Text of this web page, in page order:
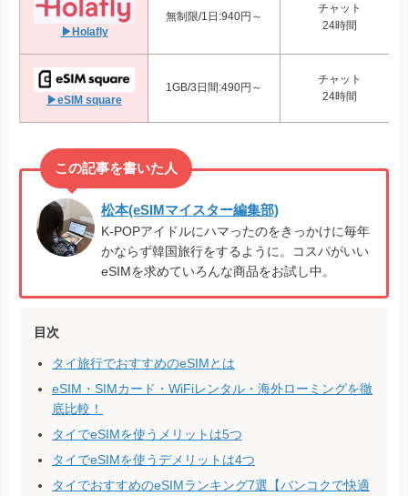
▶Holafly
無制限/1日:940円～
チャット
24時間
▶eSIM square
1GB/3日間:490円～
チャット
24時間
松本(eSIMマイスター編集部)
K-POPアイドルにハマったのをきっかけに毎年
かならず韓国旅行をするように。コスパがいい
eSIMを求めていろんな商品をお試し中。
目次
タイ旅行でおすすめのeSIMとは
eSIM・SIMカード・WiFiレンタル・海外ローミングを徹
底比較！
タイでeSIMを使うメリットは5つ
タイでeSIMを使うデメリットは4つ
タイでおすすめのeSIMランキング7選【バンコクで快適